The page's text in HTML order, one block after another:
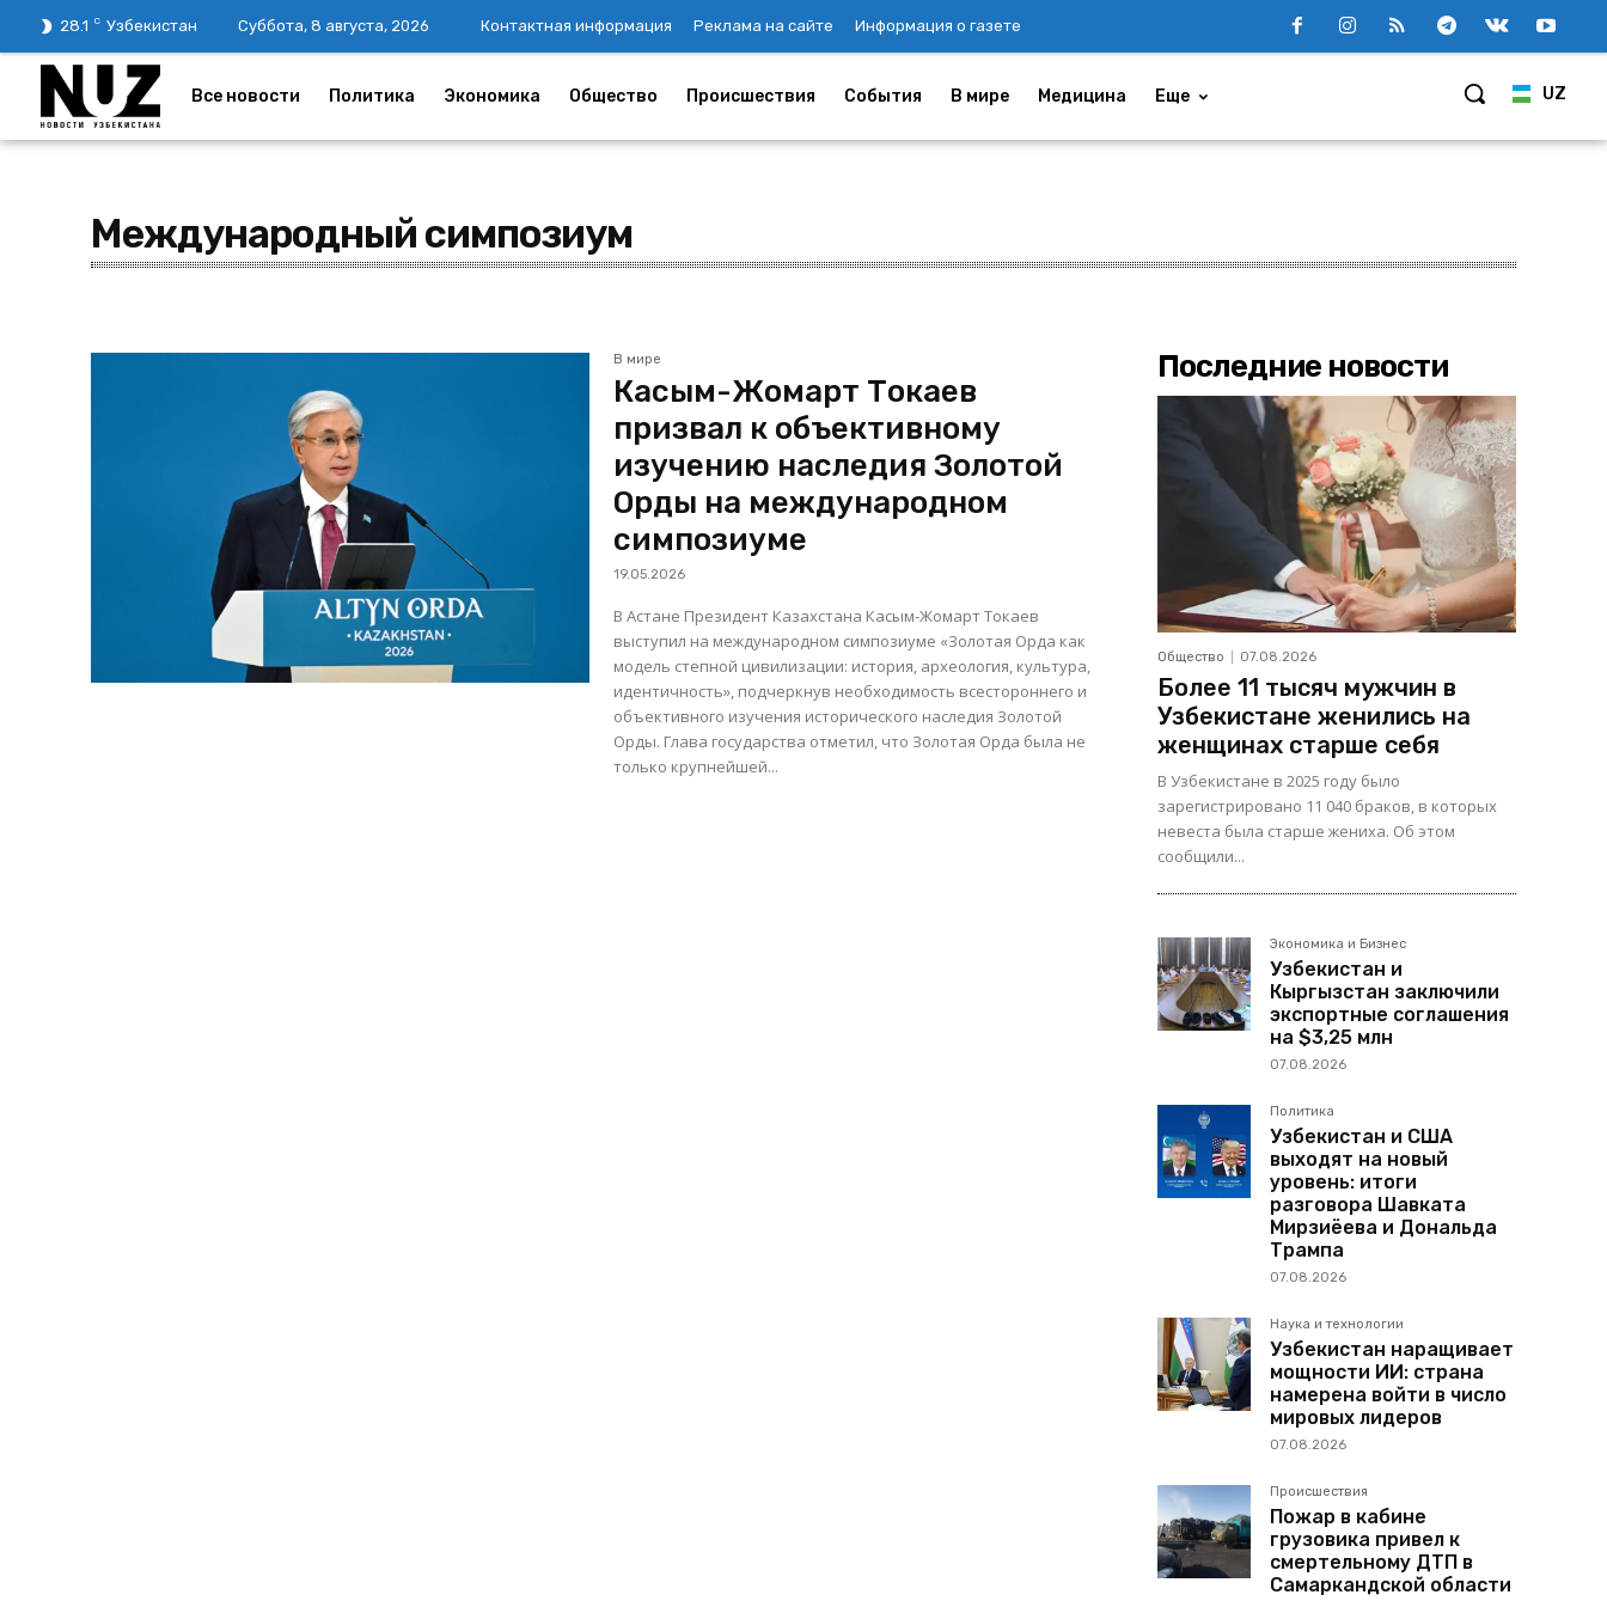
28.1 C Узбекистан Суббота, 8 августа, 2026 Контактная информация Реклама на сайте Информация о газете
UZ
Все новости Политика Экономика Общество Происшествия События В мире Медицина Еще
Международный симпозиум
В мире
Касым-Жомарт Токаев
призвал к объективному
изучению наследия Золотой
Орды на международном
симпозиуме
19.05.2026
В Астане Президент Казахстана Касым-Жомарт Токаев
выступил на международном симпозиуме «Золотая Орда как
модель степной цивилизации: история, археология, культура,
идентичность», подчеркнув необходимость всестороннего и
объективного изучения исторического наследия Золотой
Орды. Глава государства отметил, что Золотая Орда была не
только крупнейшей...
Последние новости
Общество 07.08.2026
Более 11 тысяч мужчин в
Узбекистане женились на
женщинах старше себя
В Узбекистане в 2025 году было
зарегистрировано 11 040 браков, в которых
невеста была старше жениха. Об этом
сообщили...
Экономика и Бизнес
Узбекистан и
Кыргызстан заключили
экспортные соглашения
на $3,25 млн
07.08.2026
Политика
Узбекистан и США
выходят на новый
уровень: итоги
разговора Шавката
Мирзиёева и Дональда
Трампа
07.08.2026
Наука и технологии
Узбекистан наращивает
мощности ИИ: страна
намерена войти в число
мировых лидеров
07.08.2026
Происшествия
Пожар в кабине
грузовика привел к
смертельному ДТП в
Самаркандской области